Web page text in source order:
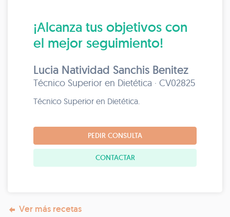
¡Alcanza tus objetivos con
el mejor seguimiento!
Lucia Natividad Sanchis Benitez
Técnico Superior en Dietética · CV02825
Técnico Superior en Dietética.
PEDIR CONSULTA
CONTACTAR
Ver más recetas